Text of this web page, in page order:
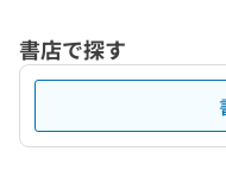
書店で探す